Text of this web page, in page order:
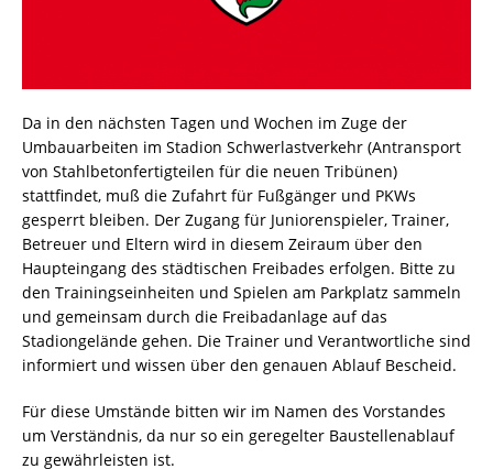
Da in den nächsten Tagen und Wochen im Zuge der
Umbauarbeiten im Stadion Schwerlastverkehr (Antransport
von Stahlbetonfertigteilen für die neuen Tribünen)
stattfindet, muß die Zufahrt für Fußgänger und PKWs
gesperrt bleiben. Der Zugang für Juniorenspieler, Trainer,
Betreuer und Eltern wird in diesem Zeiraum über den
Haupteingang des städtischen Freibades erfolgen. Bitte zu
den Trainingseinheiten und Spielen am Parkplatz sammeln
und gemeinsam durch die Freibadanlage auf das
Stadiongelände gehen. Die Trainer und Verantwortliche sind
informiert und wissen über den genauen Ablauf Bescheid.
Für diese Umstände bitten wir im Namen des Vorstandes
um Verständnis, da nur so ein geregelter Baustellenablauf
zu gewährleisten ist.